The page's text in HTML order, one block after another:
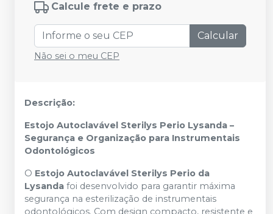
Calcule frete e prazo
Calcular
Não sei o meu CEP
Descrição:
Estojo Autoclavável Sterilys Perio Lysanda –
Segurança e Organização para Instrumentais
Odontológicos
O Estojo Autoclavável Sterilys Perio da
Lysanda foi desenvolvido para garantir máxima
segurança na esterilização de instrumentais
odontológicos. Com design compacto, resistente e